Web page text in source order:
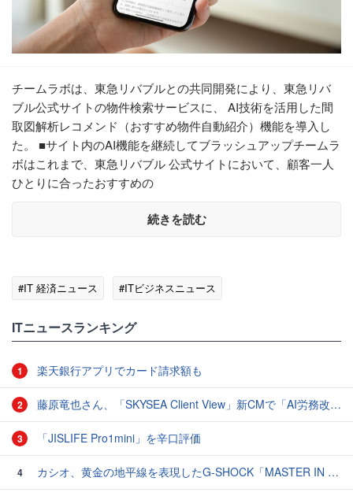
チームラボは、東急リバブルとの共同開発により、東急リバ
ブル公式サイトの物件検索サービスに、 AI技術を活用した間
取図解析レコメンド（おすすめ物件自動紹介）機能を導入し
た。 ■サイト内のAI機能を継続してブラッシュアップチームラ
ボはこれまで、東急リバブル 公式サイトにおいて、顧客一人
ひとりに合ったおすすめの
続きを読む
#IT 経済ニュース #ITビジネスニュース
ITニュースランキング
1 楽天銀行アプリでカード請求額も
2 藤原竜也さん、「SKYSEA Client View」新CMで「AI労務改善」をアピール 働き方をAIが分析したら「すぐに休んで」と言われる？
3 「JISLIFE Pro1mini」を辛口評価
4 カシオ、黄金の地平線を表現したG-SHOCK「MASTER IN HORIZON GOLD」3モデル